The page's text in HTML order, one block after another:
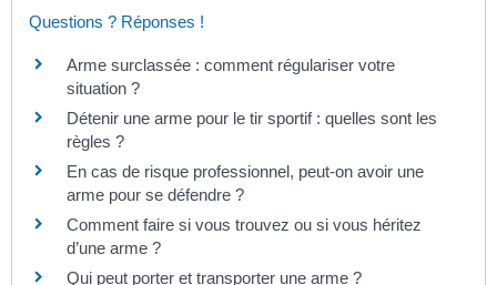
Questions ? Réponses !
Arme surclassée : comment régulariser votre
situation ?
Détenir une arme pour le tir sportif : quelles sont les
règles ?
En cas de risque professionnel, peut-on avoir une
arme pour se défendre ?
Comment faire si vous trouvez ou si vous héritez
d’une arme ?
Qui peut porter et transporter une arme ?